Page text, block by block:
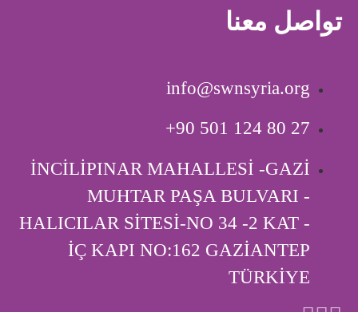
تواصل معنا
info@swnsyria.org
‎+90 501 124 80 27
İNCİLİPINAR MAHALLESİ -GAZİ
MUHTAR PAŞA BULVARI -
HALICILAR SİTESİ-NO 34 -2 KAT -
İÇ KAPI ‎NO:162 GAZİANTEP
TÜRKİYE